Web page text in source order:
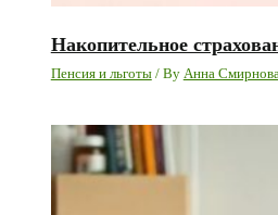
Накопительное
Пенсия и льготы/ By Анна